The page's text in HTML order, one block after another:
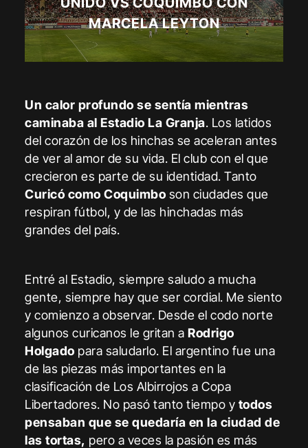
MARCELA LEYTON
Un calor profundo se sentía mientras
caminaba al Estadio La Granja. Los latidos
del corazón de los hinchas se aceleran antes
de ver al amor de su vida. El club con el que
crecieron es parte de su identidad. Tanto
Curicó como Coquimbo son ciudades que
respiran fútbol, y de las hinchadas más
grandes del país.
Entré al Estadio, siempre saludo a mucha
gente, siempre hay que ser cordial. Me siento
y comienzo a observar. Desde el codo norte
algunos curicanos le gritan aRodrigo
Holgado para saludarlo. El argentino fue una
de las piezas más importantes en la
clasificación de Los Albirrojos a Copa
Libertadores. No pasó tanto tiempo y todos
pensaban que se quedaría en la ciudad de
las tortas, pero a veces la pasión es más